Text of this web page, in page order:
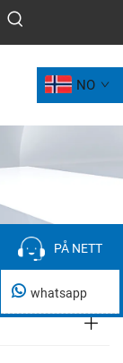
NO
PÅ NETT
PÅ NETT
whatsapp